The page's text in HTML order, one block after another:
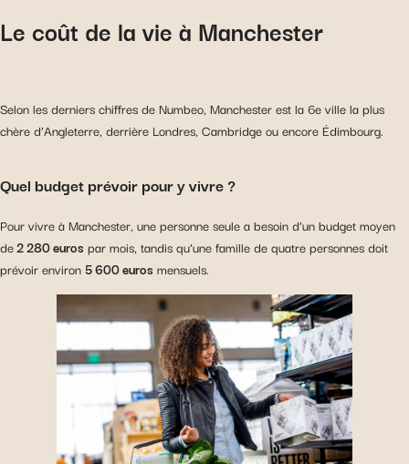
Le coût de la vie à Manchester
Selon les derniers chiffres de Numbeo, Manchester est la 6e ville la plus
chère d’Angleterre, derrière Londres, Cambridge ou encore Édimbourg.
Quel budget prévoir pour y vivre ?
Pour vivre à Manchester, une personne seule a besoin d’un budget moyen
de2 280 euros par mois, tandis qu’une famille de quatre personnes doit
prévoir environ5 600 euros mensuels.